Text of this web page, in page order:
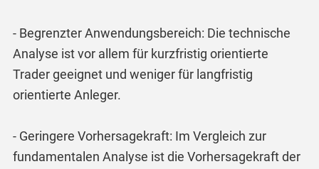
- Begrenzter Anwendungsbereich: Die technische
Analyse ist vor allem für kurzfristig orientierte
Trader geeignet und weniger für langfristig
orientierte Anleger.
- Geringere Vorhersagekraft: Im Vergleich zur
fundamentalen Analyse ist die Vorhersagekraft der